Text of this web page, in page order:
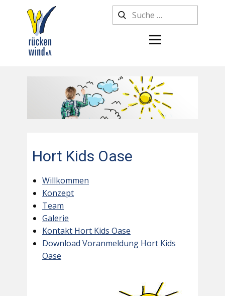
Hort Kids Oase
Willkommen
Konzept
Team
Galerie
Kontakt Hort Kids Oase
Download Voranmeldung Hort Kids
Oase